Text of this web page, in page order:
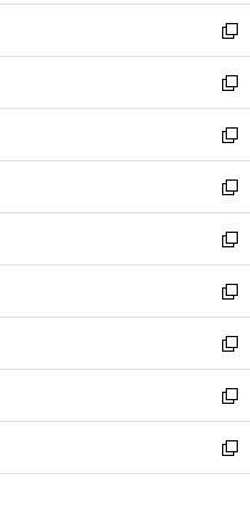
く
ウ
で
開
く
ン
ド
ウ
で
開
く
し
い
ウ
ィ
ン
ド
ウ
で
開
く
新
し
い
ウ
ィ
ン
ド
ウ
で
開
く
新
し
い
ウ
ィ
ン
ド
ウ
で
開
く
新
し
い
ウ
ィ
ン
ド
ウ
で
開
く
新
し
い
ウ
ィ
ン
ド
ウ
で
開
く
新
し
い
ウ
ィ
ン
ド
ウ
で
開
新
し
い
ウ
ィ
ン
ド
ウ
新
し
い
ウ
ィ
ン
新
し
い
ウ
新
し